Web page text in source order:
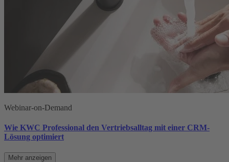
Webinar-on-Demand
Wie KWC Professional den Vertriebsalltag mit einer CRM-
Lösung optimiert
Mehr anzeigen